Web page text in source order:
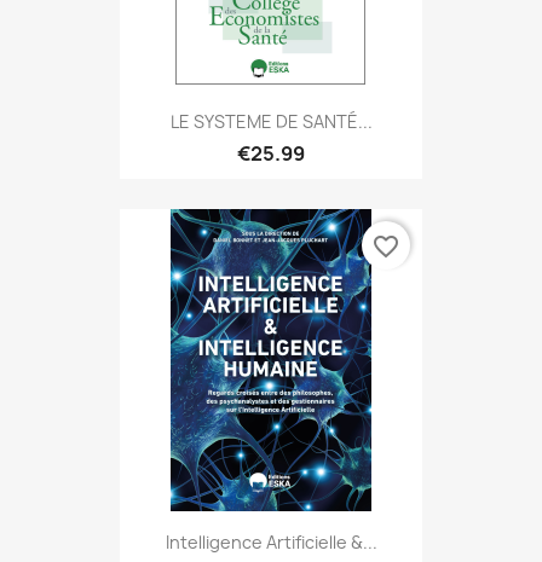
LE SYSTEME DE SANTÉ...
€25.99
Intelligence Artificielle &...
favorite_border